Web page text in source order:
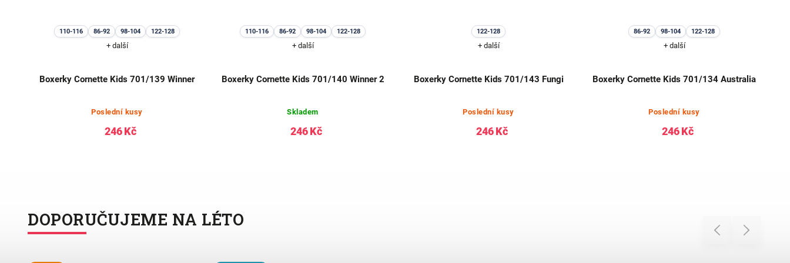
110-116 86-92 98-104 122-128
+ další
Boxerky Cornette Kids 701/139 Winner
Poslední kusy
246 Kč
110-116 86-92 98-104 122-128
+ další
Boxerky Cornette Kids 701/140 Winner 2
Skladem
246 Kč
122-128
+ další
Boxerky Cornette Kids 701/143 Fungi
Poslední kusy
246 Kč
86-92 98-104 122-128
+ další
Boxerky Cornette Kids 701/134 Australia
Poslední kusy
246 Kč
DOPORUČUJEME NA LÉTO
Previous Next